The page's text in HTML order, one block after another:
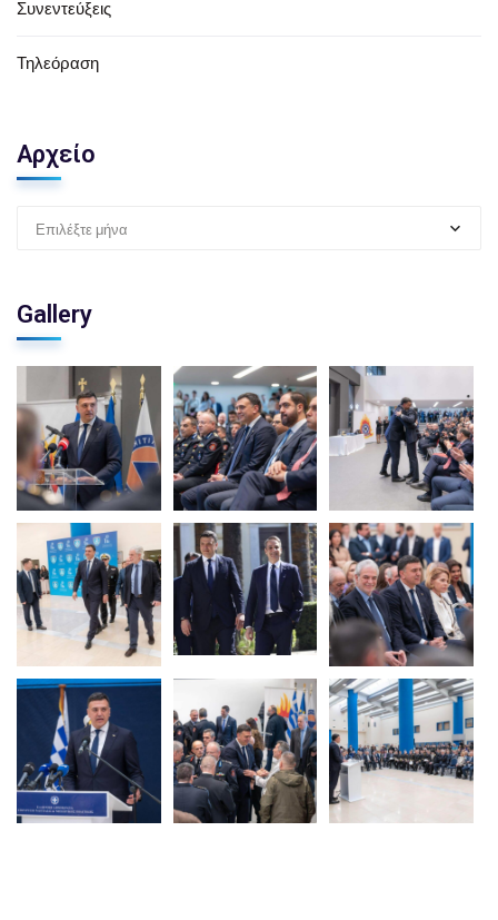
Συνεντεύξεις
Τηλεόραση
Αρχείο
Επιλέξτε μήνα
Gallery